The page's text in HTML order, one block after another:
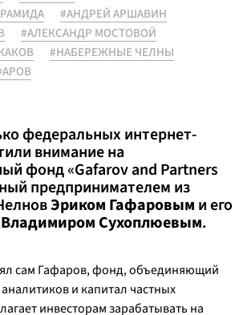
#АНДРЕЙ АРШАВИН
#АЛЕКСАНДР МОСТОВОЙ
#НАБЕРЕЖНЫЕ ЧЕЛНЫ
федеральных интернет-
внимание на
фонд «Gafarov and Partners
предпринимателем из
Эриком Гафаровым и его
Владимиром Сухоплюевым.
сам Гафаров, фонд, объединяющий
и капитал частных
инвесторам зарабатывать на